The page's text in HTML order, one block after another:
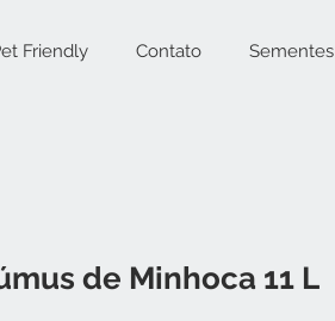
Friendly Contato Sementes
de Minhoca 11 L